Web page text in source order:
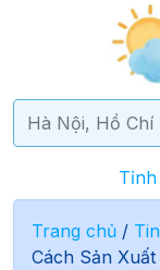
Trang chủ /
Cách Sản